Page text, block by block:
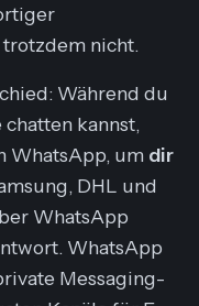
nicht.
Während du
chatten kannst,
WhatsApp, um dir
DHL und
WhatsApp
WhatsApp
Messaging-